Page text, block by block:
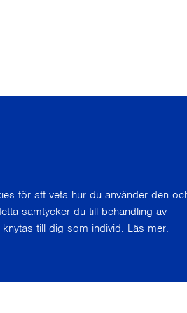
för att veta hur du använder den
samtycker du till behandling av
till dig som individ. Läs mer.